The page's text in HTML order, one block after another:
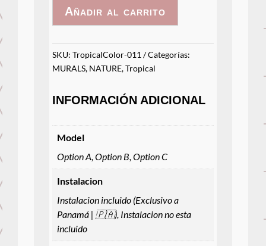
011
cantidad
Añadir al carrito
SKU: TropicalColor-011
Categorías:
MURALS, NATURE,Tropical
INFORMACIÓN ADICIONAL
Model
Option A, Option B, Option C
Instalacion
Instalacion incluido (Exclusivo a
Panamá | 🇵🇦), Instalacion no esta
incluido